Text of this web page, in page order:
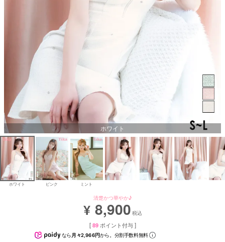
ホワイト
ホワイト ピンク ミント
清楚かつ華やか♪
¥ 8,900 税込
[ 89 ポイント付与 ]
なら月々2,966円から。分割手数料無料